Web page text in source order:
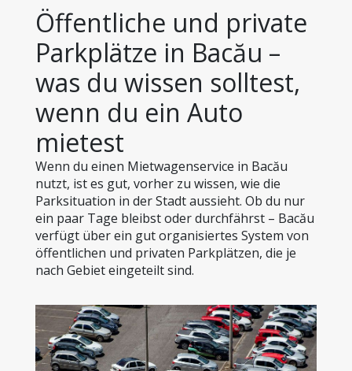
Öffentliche und private
Parkplätze in Bacău –
was du wissen solltest,
wenn du ein Auto
mietest
Wenn du einen Mietwagenservice in Bacău
nutzt, ist es gut, vorher zu wissen, wie die
Parksituation in der Stadt aussieht. Ob du nur
ein paar Tage bleibst oder durchfährst – Bacău
verfügt über ein gut organisiertes System von
öffentlichen und privaten Parkplätzen, die je
nach Gebiet eingeteilt sind.